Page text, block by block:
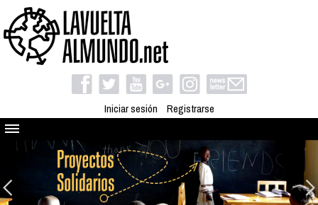
Iniciar sesión Registrarse
Quienes somos
El proyecto
Blog